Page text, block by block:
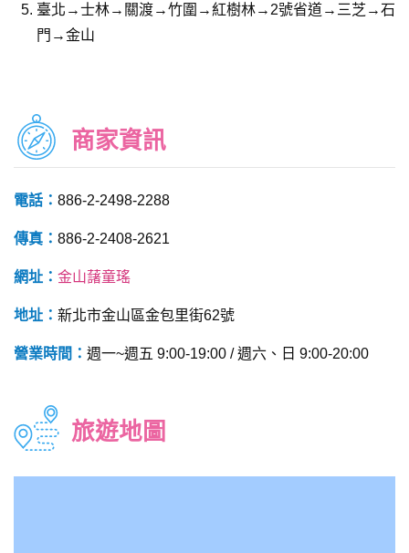
臺北→士林→關渡→竹圍→紅樹林→2號省道→三芝→石
門→金山
商家資訊
電話： 886-2-2498-2288
傳真： 886-2-2408-2621
網址： 金山藷童瑤
地址： 新北市金山區金包里街62號
營業時間： 週一~週五 9:00-19:00 / 週六、日 9:00-20:00
旅遊地圖